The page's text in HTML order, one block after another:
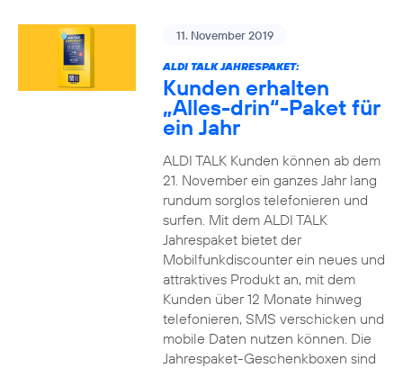
11. November 2019
ALDI TALK JAHRESPAKET:
Kunden erhalten
„Alles-drin“-Paket für
ein Jahr
ALDI TALK Kunden können ab dem
21. November ein ganzes Jahr lang
rundum sorglos telefonieren und
surfen. Mit dem ALDI TALK
Jahrespaket bietet der
Mobilfunkdiscounter ein neues und
attraktives Produkt an, mit dem
Kunden über 12 Monate hinweg
telefonieren, SMS verschicken und
mobile Daten nutzen können. Die
Jahrespaket-Geschenkboxen sind